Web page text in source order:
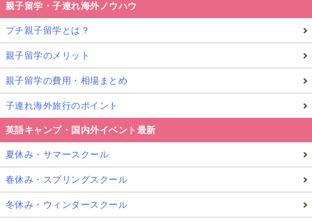
親子留学・子連れ海外ノウハウ
プチ親子留学とは？
親子留学のメリット
親子留学の費用・相場まとめ
子連れ海外旅行のポイント
英語キャンプ・国内外イベント最新
夏休み・サマースクール
春休み・スプリングスクール
冬休み・ウィンタースクール